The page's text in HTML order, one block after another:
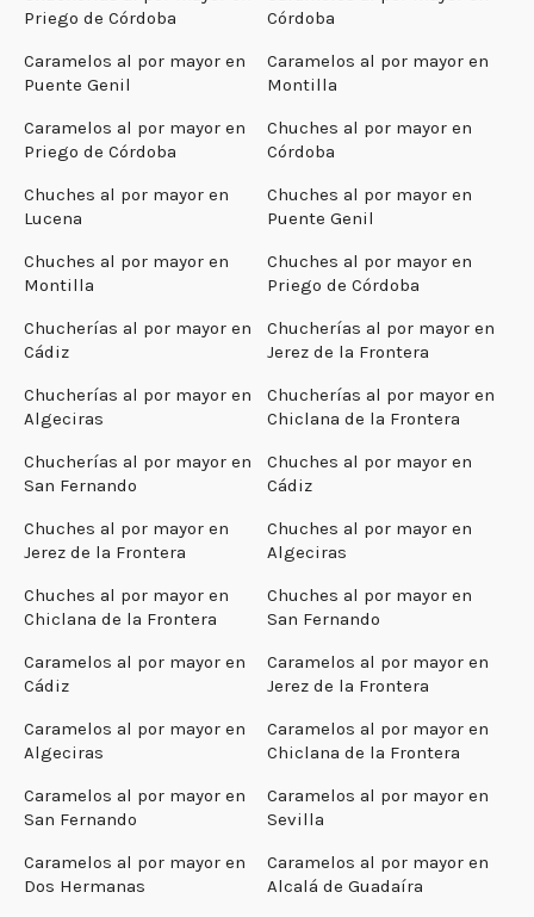
Priego de Córdoba
Córdoba
Caramelos al por mayor en
Puente Genil
Caramelos al por mayor en
Montilla
Caramelos al por mayor en
Priego de Córdoba
Chuches al por mayor en
Córdoba
Chuches al por mayor en
Lucena
Chuches al por mayor en
Puente Genil
Chuches al por mayor en
Montilla
Chuches al por mayor en
Priego de Córdoba
Chucherías al por mayor en
Cádiz
Chucherías al por mayor en
Jerez de la Frontera
Chucherías al por mayor en
Algeciras
Chucherías al por mayor en
Chiclana de la Frontera
Chucherías al por mayor en
San Fernando
Chuches al por mayor en
Cádiz
Chuches al por mayor en
Jerez de la Frontera
Chuches al por mayor en
Algeciras
Chuches al por mayor en
Chiclana de la Frontera
Chuches al por mayor en
San Fernando
Caramelos al por mayor en
Cádiz
Caramelos al por mayor en
Jerez de la Frontera
Caramelos al por mayor en
Algeciras
Caramelos al por mayor en
Chiclana de la Frontera
Caramelos al por mayor en
San Fernando
Caramelos al por mayor en
Sevilla
Caramelos al por mayor en
Dos Hermanas
Caramelos al por mayor en
Alcalá de Guadaíra